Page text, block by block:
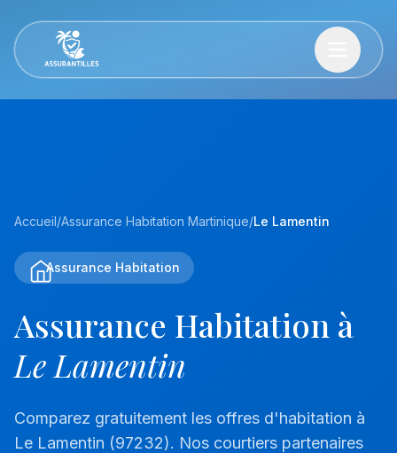
Accueil/Assurance Habitation Martinique/Le Lamentin
Assurance Habitation
Assurance Habitation à
Le Lamentin
Comparez gratuitement les offres d'habitation à
Le Lamentin (97232). Nos courtiers partenaires